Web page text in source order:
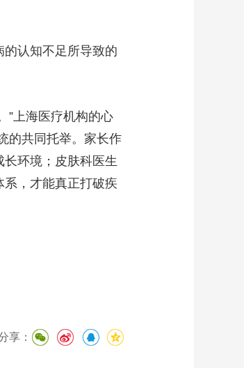
认知不足所导致的
”上海医疗机构的心
的共同托举。家长作
环境；皮肤科医生
，才能真正打破疾
享：